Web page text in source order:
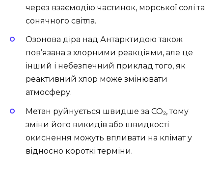
через взаємодію частинок, морської солі та
сонячного світла.
Озонова діра над Антарктидою також
пов’язана з хлорними реакціями, але це
інший і небезпечний приклад того, як
реактивний хлор може змінювати
атмосферу.
Метан руйнується швидше за CO₂, тому
зміни його викидів або швидкості
окиснення можуть впливати на клімат у
відносно короткі терміни.